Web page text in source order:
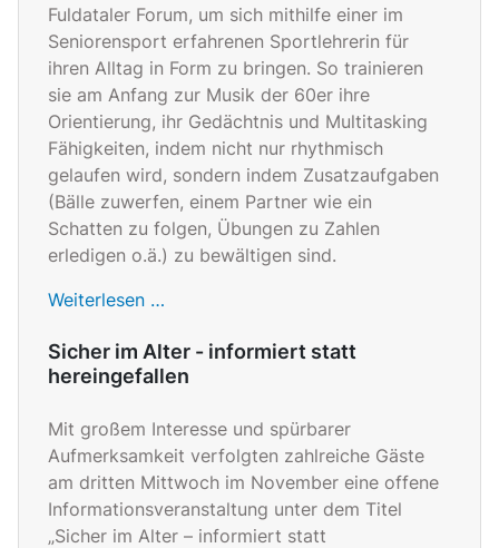
Fuldataler Forum, um sich mithilfe einer im
Seniorensport erfahrenen Sportlehrerin für
ihren Alltag in Form zu bringen. So trainieren
sie am Anfang zur Musik der 60er ihre
Orientierung, ihr Gedächtnis und Multitasking
Fähigkeiten, indem nicht nur rhythmisch
gelaufen wird, sondern indem Zusatzaufgaben
(Bälle zuwerfen, einem Partner wie ein
Schatten zu folgen, Übungen zu Zahlen
erledigen o.ä.) zu bewältigen sind.
Weiterlesen …
Sicher im Alter - informiert statt
hereingefallen
Mit großem Interesse und spürbarer
Aufmerksamkeit verfolgten zahlreiche Gäste
am dritten Mittwoch im November eine offene
Informationsveranstaltung unter dem Titel
„Sicher im Alter – informiert statt